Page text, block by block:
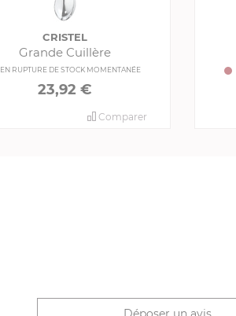
CRISTEL
Grande Cuillère
EN RUPTURE DE STOCK MOMENTANÉE
23,92 €
Comparer